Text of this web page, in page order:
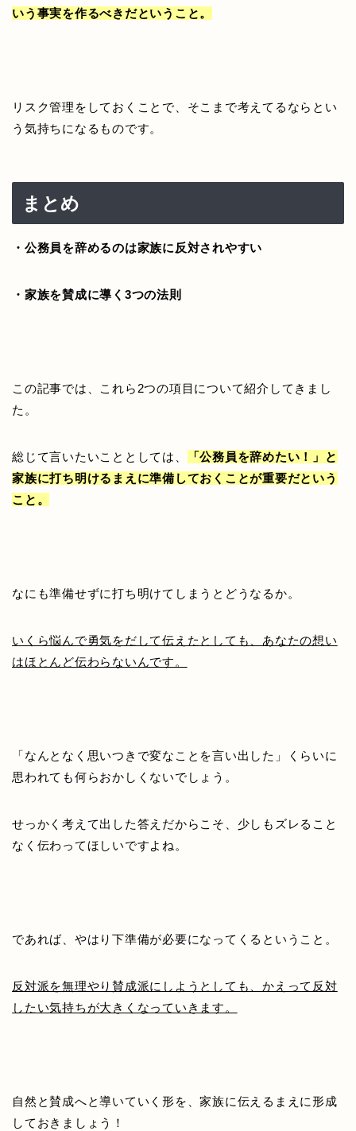
いう事実を作るべきだということ。
リスク管理をしておくことで、そこまで考えてるならとい
う気持ちになるものです。
まとめ
・公務員を辞めるのは家族に反対されやすい
・家族を賛成に導く3つの法則
この記事では、これら2つの項目について紹介してきまし
た。
総じて言いたいこととしては、
「公務員を辞めたい！」と
家族に打ち明けるまえに準備しておくことが重要だという
こと。
なにも準備せずに打ち明けてしまうとどうなるか。
いくら悩んで勇気をだして伝えたとしても、あなたの想い
はほとんど伝わらないんです。
「なんとなく思いつきで変なことを言い出した」くらいに
思われても何らおかしくないでしょう。
せっかく考えて出した答えだからこそ、少しもズレること
なく伝わってほしいですよね。
であれば、やはり下準備が必要になってくるということ。
反対派を無理やり賛成派にしようとしても、かえって反対
したい気持ちが大きくなっていきます。
自然と賛成へと導いていく形を、家族に伝えるまえに形成
しておきましょう！